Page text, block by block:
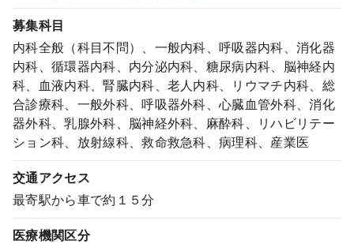
転職ノウハウ
9:00 ～ 18:00（平日）
0120-337-613
クリニック開業
DtoDとは
お問合せ
募集科目
内科全般（科目不問）、一般内科、呼吸器内科、消化器
内科、循環器内科、内分泌内科、糖尿病内科、脳神経内
科、血液内科、腎臓内科、老人内科、リウマチ内科、総
合診療科、一般外科、呼吸器外科、心臓血管外科、消化
器外科、乳腺外科、脳神経外科、麻酔科、リハビリテー
ション科、放射線科、救命救急科、病理科、産業医
交通アクセス
最寄駅から車で約１５分
医療機関区分